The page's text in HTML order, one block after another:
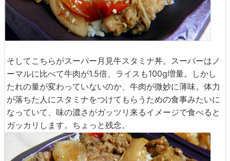
そしてこちらがスーパー月見牛スタミナ丼。スーパーはノ
ーマルに比べて牛肉が1.5倍、ライスも100g増量。しかし
たれの量が変わっていないのか、牛肉が微妙に薄味。体力
が落ちた人にスタミナをつけてもらうための食事みたいに
なっていて、味の濃さがガッツリ来るイメージで食べると
ガッカリします。ちょっと残念。